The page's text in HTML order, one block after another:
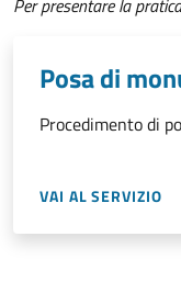
Per presentare la
Posa di
Procedimento di
VAI AL SERVIZIO